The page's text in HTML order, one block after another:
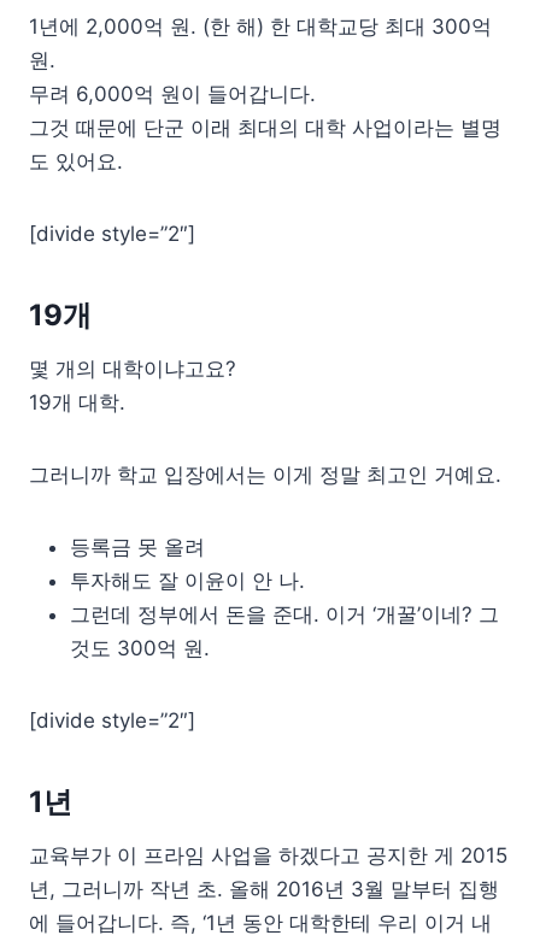
1년에 2,000억 원. (한 해) 한 대학교당 최대 300억
원.
무려 6,000억 원이 들어갑니다.
그것 때문에 단군 이래 최대의 대학 사업이라는 별명
도 있어요.
[divide style=”2″]
19개
몇 개의 대학이냐고요?
19개 대학.
그러니까 학교 입장에서는 이게 정말 최고인 거예요.
등록금 못 올려
투자해도 잘 이윤이 안 나.
그런데 정부에서 돈을 준대. 이거 ‘개꿀’이네? 그
것도 300억 원.
[divide style=”2″]
1년
교육부가 이 프라임 사업을 하겠다고 공지한 게 2015
년, 그러니까 작년 초. 올해 2016년 3월 말부터 집행
에 들어갑니다. 즉, ‘1년 동안 대학한테 우리 이거 내